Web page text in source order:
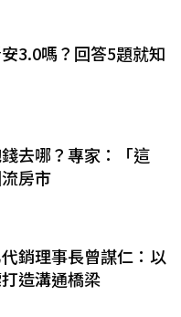
3.0嗎？回答5題就知
去哪？專家：「這
房市
銷理事長曾謀仁：以
造溝通橋梁